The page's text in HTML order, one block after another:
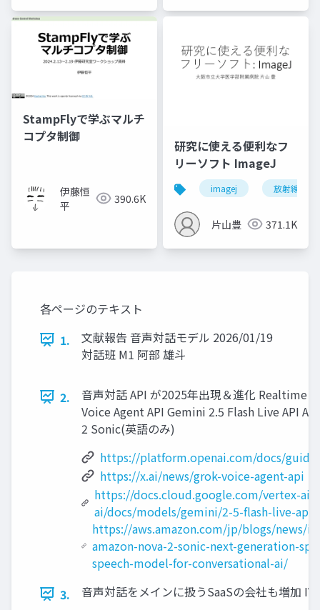
StampFlyで学ぶマルチ
コプタ制御
伊藤恒
平
390.6K
研究に使える便利なフ
リーソフト ImageJ
imagej 放射線技師
片山豊 371.1K
各ページのテキスト
1.
文献報告 音声対話モデル 2026/01/19
対話班 M1 阿部 雄斗
2.
音声対話 API が2025年出現＆進化 Realtime
Voice Agent API Gemini 2.5 Flash Live API
2 Sonic(英語のみ)
https://platform.openai.com/docs/
https://x.ai/news/grok-voice-agent-api
https://docs.cloud.google.com/vertex-ai/
ai/docs/models/gemini/2-5-flash-live-
https://aws.amazon.com/jp/blogs/news/
amazon-nova-2-sonic-next-generation-
speech-model-for-conversational-ai/
3.
音声対話をメインに扱うSaaSの会社も増加